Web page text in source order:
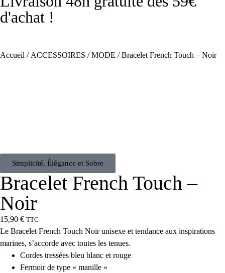
d'achat !
Accueil / ACCESSOIRES /MODE / Bracelet French Touch – Noir
Simplicité, Élégance et Sobre
Bracelet French Touch –
Noir
15,90 € TTC
Le Bracelet French Touch Noir unisexe et tendance aux inspirations
marines, s’accorde avec toutes les tenues.
Cordes tressées bleu blanc et rouge
Fermoir de type « manille »